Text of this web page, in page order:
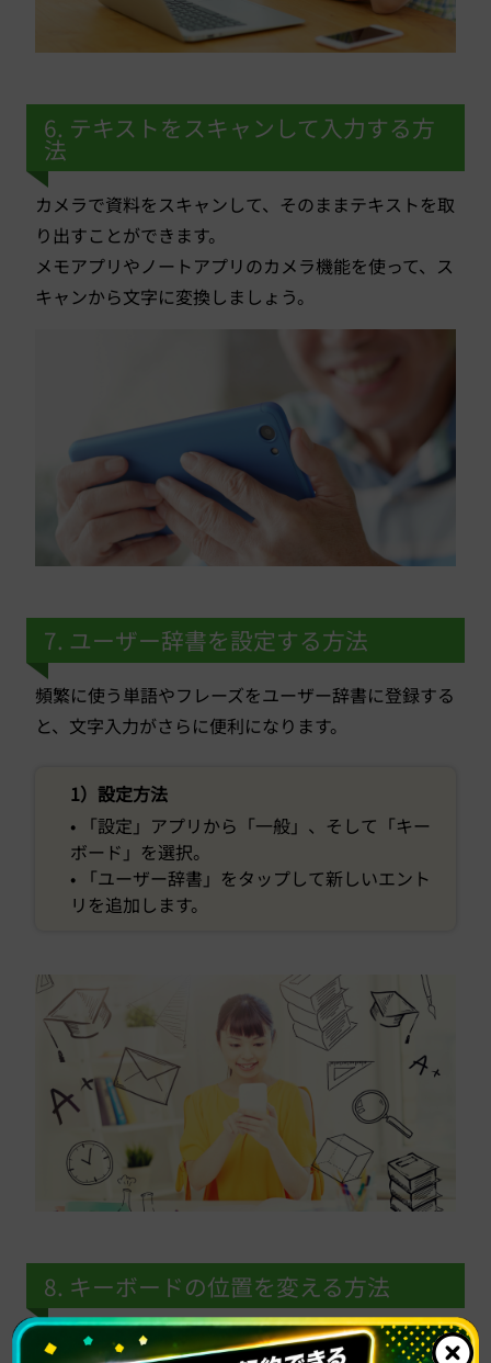
6. テキストをスキャンして入力する方
法
カメラで資料をスキャンして、そのままテキストを取
り出すことができます。
メモアプリやノートアプリのカメラ機能を使って、ス
キャンから文字に変換しましょう。
7. ユーザー辞書を設定する方法
頻繁に使う単語やフレーズをユーザー辞書に登録する
と、文字入力がさらに便利になります。
1）設定方法
• 「設定」アプリから「一般」、そして「キー
ボード」を選択。
• 「ユーザー辞書」をタップして新しいエント
リを追加します。
8. キーボードの位置を変える方法
片手でも打ちやすいように、キーボードの位置を左右